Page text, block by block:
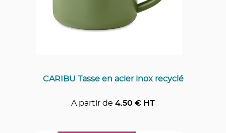
CARIBU Tasse en acier inox recyclé
A partir de 4.50 € HT